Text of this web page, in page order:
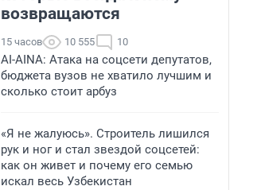
возвращаются
15 часов 10 555 10
AI-AINA: Атака на соцсети депутатов,
бюджета вузов не хватило лучшим и
сколько стоит арбуз
«Я не жалуюсь». Строитель лишился
рук и ног и стал звездой соцсетей:
как он живет и почему его семью
искал весь Узбекистан